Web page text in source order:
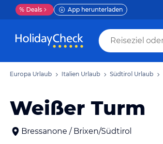
% Deals App herunterladen
Europa Urlaub Italien Urlaub Südtirol Urlaub
Weißer Turm
Bressanone / Brixen/Südtirol